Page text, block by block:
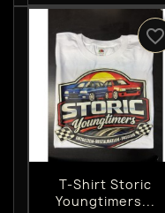
Aperçu rapide
T-Shirt Storic
Youngtimers...
favorite_border